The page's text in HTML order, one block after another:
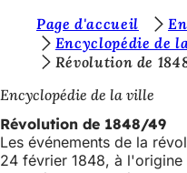
Accéder au contenu
u
s
ê
Page d'accueil
Encyclopédie de
Révolution de
Encyclopédie de la ville
Révolution de 1848/49
Les événements de la
24 février 1848, à